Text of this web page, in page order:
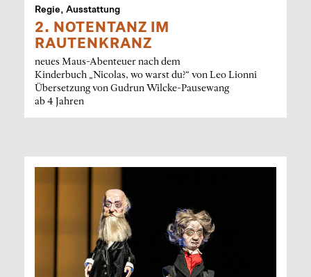
Regie, Ausstattung
2. NOTENTANZ IM
RAUTENKRANZ
neues Maus-Abenteuer nach dem
Kinderbuch „Nicolas, wo warst du?“ von Leo Lionni
Übersetzung von Gudrun Wilcke-Pausewang
ab 4 Jahren